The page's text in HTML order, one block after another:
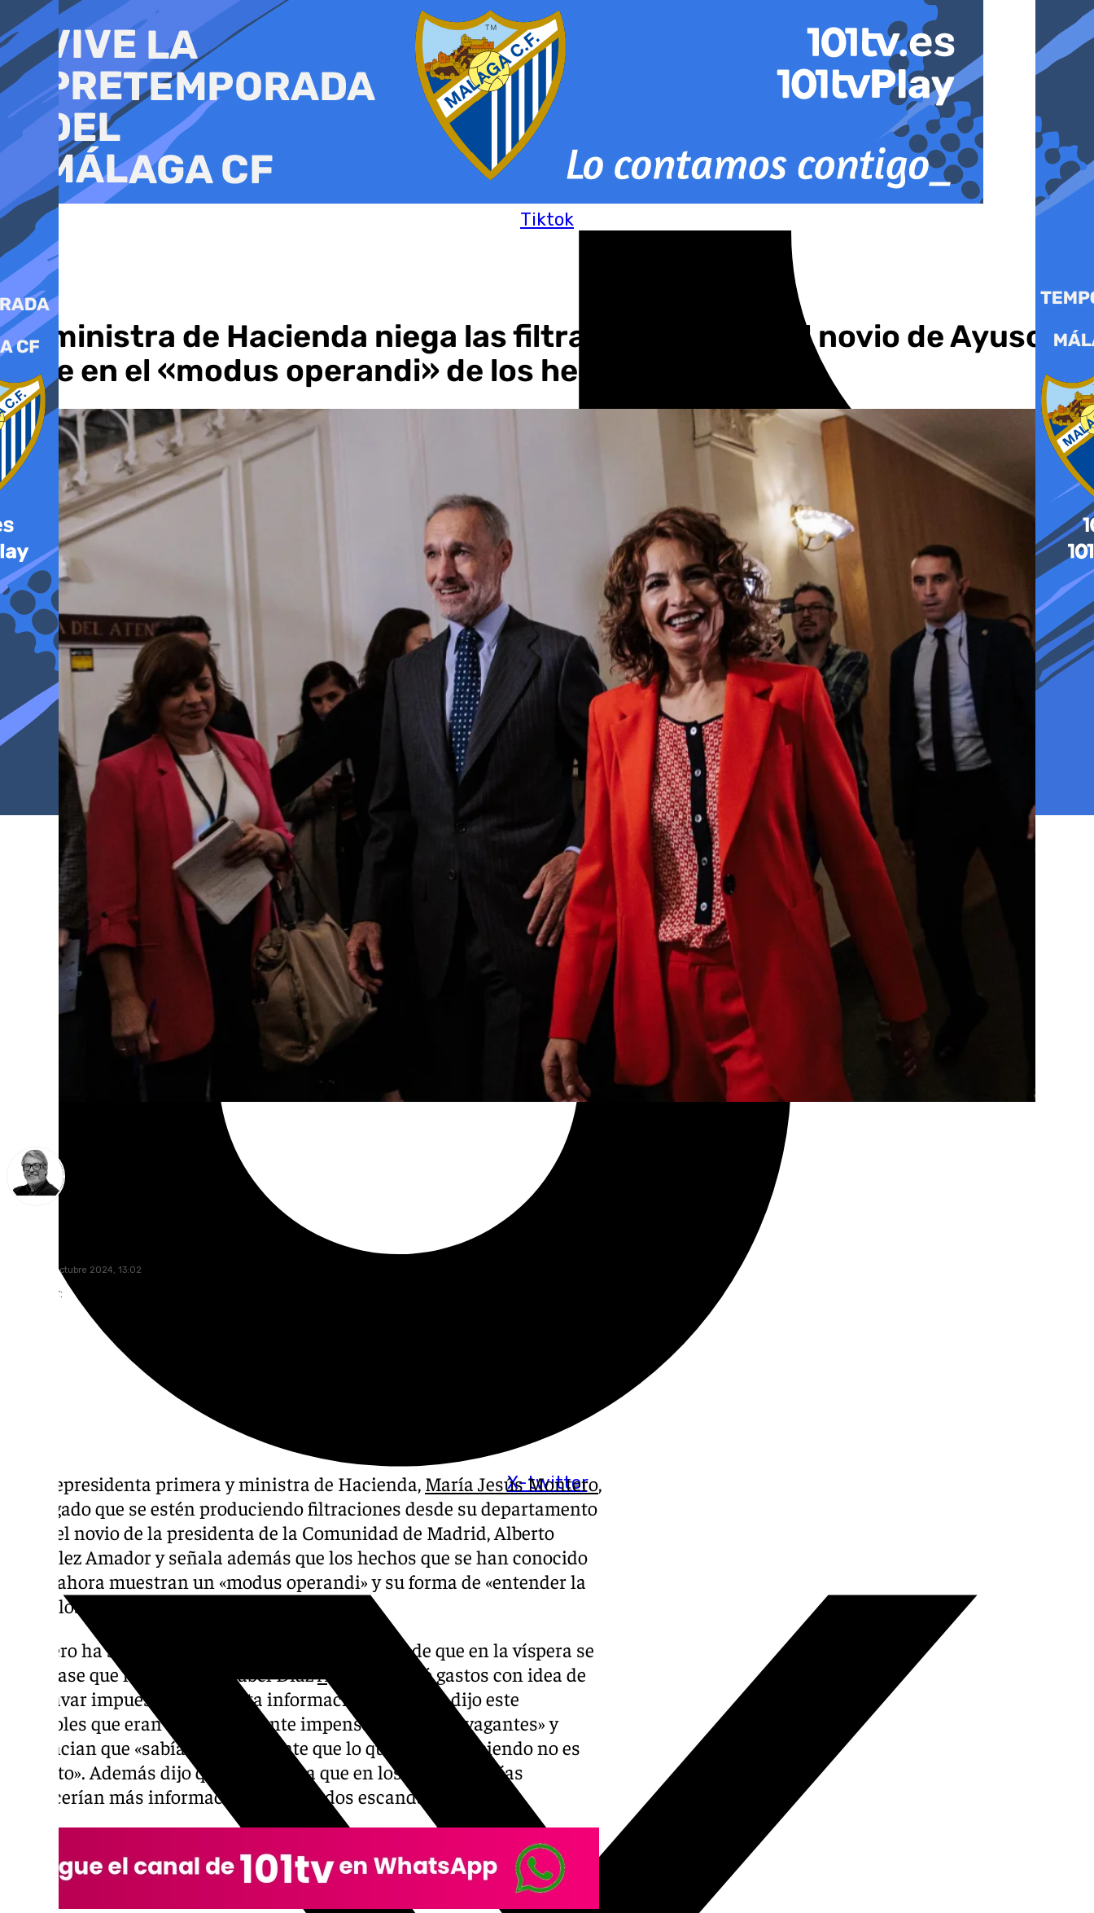
al
contenido
Tiktok
X-twitter
La ministra de Hacienda niega las filtraciones sobre el novio de Ayuso y
cree en el «modus operandi» de los hechos
jueves, 24 octubre 2024, 13:02
Compartir:
La vicepresidenta primera y ministra de Hacienda, María Jesús Montero,
ha negado que se estén produciendo filtraciones desde su departamento
sobre el novio de la presidenta de la Comunidad de Madrid, Alberto
González Amador y señala además que los hechos que se han conocido
hasta ahora muestran un «modus operandi» y su forma de «entender la
vida y los negocios».
Montero ha sido interrogada al respecto, después de que en la víspera se
publicase que la pareja de Isabel DíazAyuso
declaró gastos con idea de
desgravar impuestos. Ante esta información, Montero dijo este
miércoles que eran «absolutamente impensables y extravagantes» y
evidencian que «sabía perfectamente que lo que estaba haciendo no es
correcto». Además dijo que imaginaba que en los próximos días
aparecerían más información «que a todos escandalizará».